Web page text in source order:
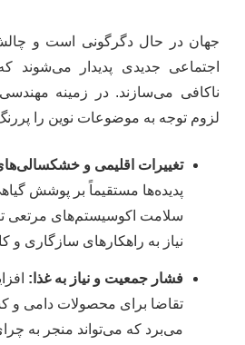
جهان در حال دگرگونی است و
اجتماعی جدیدی پدیدار می‌شوند
ناکافی می‌سازند. در زمینه
لزوم توجه به موضوعات نوین را
تغییرات اقلیمی و
پدیده‌ها مستقیماً بر پوشش
سلامت اکوسیستم‌های مرتعی
نیاز به راهکارهای سازگاری و
فشار جمعیت و نیاز به غذا:
تقاضا برای محصولات دامی و
می‌برد که می‌تواند منجر به